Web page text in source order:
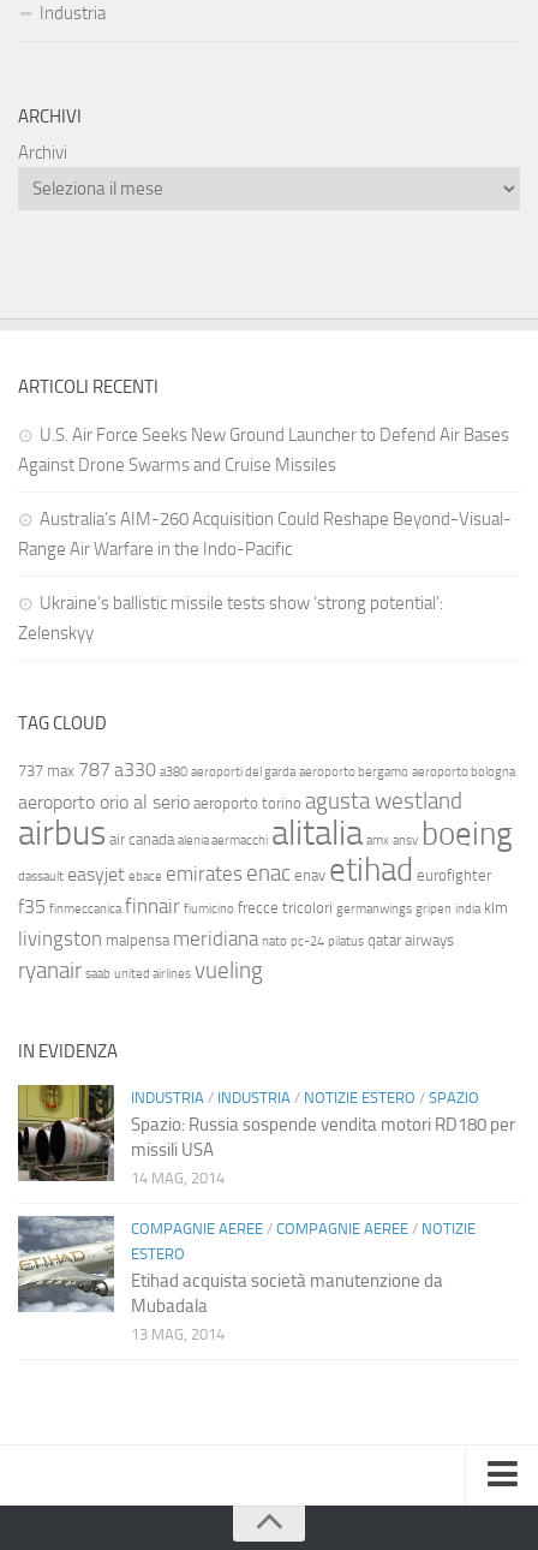
Industria
ARCHIVI
Archivi
ARTICOLI RECENTI
U.S. Air Force Seeks New Ground Launcher to Defend Air Bases
Against Drone Swarms and Cruise Missiles
Australia’s AIM-260 Acquisition Could Reshape Beyond-Visual-
Range Air Warfare in the Indo-Pacific
Ukraine’s ballistic missile tests show ‘strong potential’:
Zelenskyy
TAG CLOUD
737 max 787 a330 a380 aeroporti del garda aeroporto bergamo aeroporto bologna
aeroporto orio al serio aeroporto torino agusta westland
airbus air canada alenia aermacchi alitalia amx ansv boeing
dassault easyjet ebace emirates enac enav etihad eurofighter
f35 finmeccanica finnair fiumicino frecce tricolori germanwings gripen india klm
livingston malpensa meridiana nato pc-24 pilatus qatar airways
ryanair saab united airlines vueling
IN EVIDENZA
INDUSTRIA / INDUSTRIA / NOTIZIE ESTERO / SPAZIO
Spazio: Russia sospende vendita motori RD180 per
missili USA
14 MAG, 2014
COMPAGNIE AEREE / COMPAGNIE AEREE / NOTIZIE
ESTERO
Etihad acquista società manutenzione da
Mubadala
13 MAG, 2014